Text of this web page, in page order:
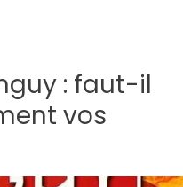
: faut-il
vos